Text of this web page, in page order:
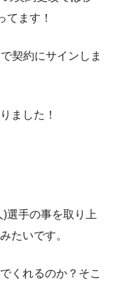
てます！
契約にサインしま
ました！
選手の事を取り上
たいです。
くれるのか？そこ